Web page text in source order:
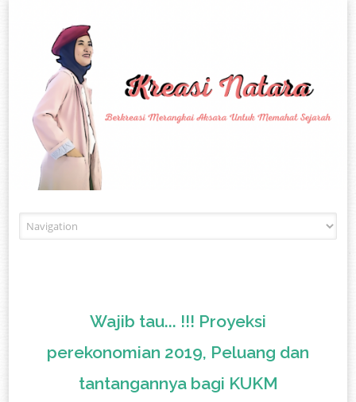
Wajib tau... !!! Proyeksi
perekonomian 2019, Peluang dan
tantangannya bagi KUKM